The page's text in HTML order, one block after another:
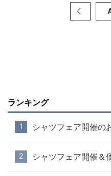
ランキング
シャツフェア開催の
シャツフェア開催＆